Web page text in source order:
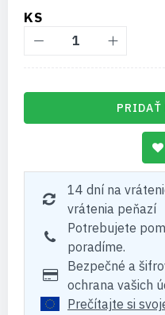
KS
PRIDAŤ
14 dní na
vrátenia peňazí
Potrebujete
poradíme.
Bezpečné a
ochrana vašich
Prečítajte si